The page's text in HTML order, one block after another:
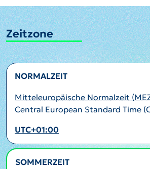
Zeitzone
NORMALZEIT
Mitteleuropäische Normalzeit
Central European Standard Time
UTC+01:00
SOMMERZEIT